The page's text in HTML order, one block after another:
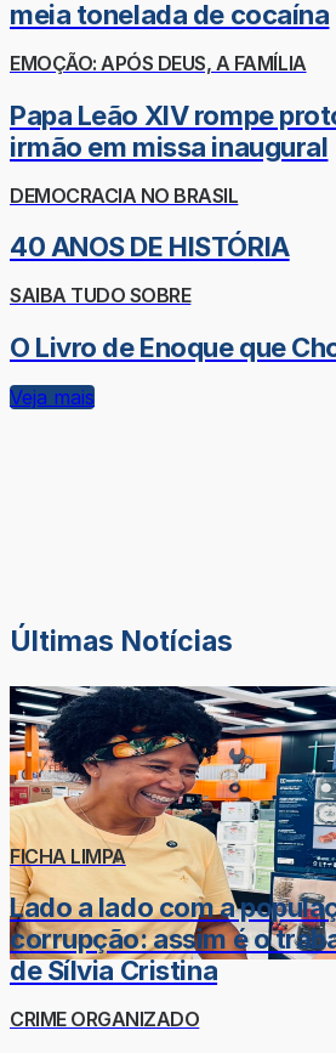
meia tonelada de cocaína
EMOÇÃO: APÓS DEUS, A FAMÍLIA
Papa Leão XIV rompe
irmão em missa inaugural
DEMOCRACIA NO BRASIL
40 ANOS DE HISTÓRIA
SAIBA TUDO SOBRE
O Livro de Enoque que
Veja mais
Últimas Notícias
FICHA LIMPA
Lado a lado com a
corrupção: assim é o
de Sílvia Cristina
CRIME ORGANIZADO